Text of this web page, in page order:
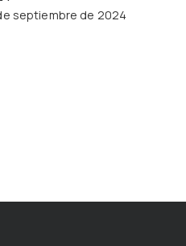
septiembre de 2024